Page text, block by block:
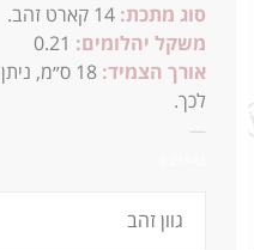
סוג מתכת: 14 קארט זהב.
משקל יהלומים: 0.21
אורך הצמיד:
18 ס״מ,
לכך.
—